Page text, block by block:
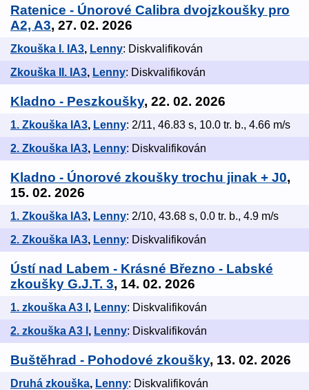
Ratenice - Únorové Calibra dvojzkoušky pro
A2, A3, 27. 02. 2026
Zkouška I. IA3, Lenny: Diskvalifikován
Zkouška II. IA3, Lenny: Diskvalifikován
Kladno - Peszkoušky, 22. 02. 2026
1. Zkouška IA3, Lenny: 2/11, 46.83 s, 10.0 tr. b., 4.66 m/s
2. Zkouška IA3, Lenny: Diskvalifikován
Kladno - Únorové zkoušky trochu jinak + J0,
15. 02. 2026
1. Zkouška IA3, Lenny: 2/10, 43.68 s, 0.0 tr. b., 4.9 m/s
2. Zkouška IA3, Lenny: Diskvalifikován
Ústí nad Labem - Krásné Březno - Labské
zkoušky G.J.T. 3, 14. 02. 2026
1. zkouška A3 I , Lenny: Diskvalifikován
2. zkouška A3 I , Lenny: Diskvalifikován
Buštěhrad - Pohodové zkoušky, 13. 02. 2026
Druhá zkouška, Lenny: Diskvalifikován